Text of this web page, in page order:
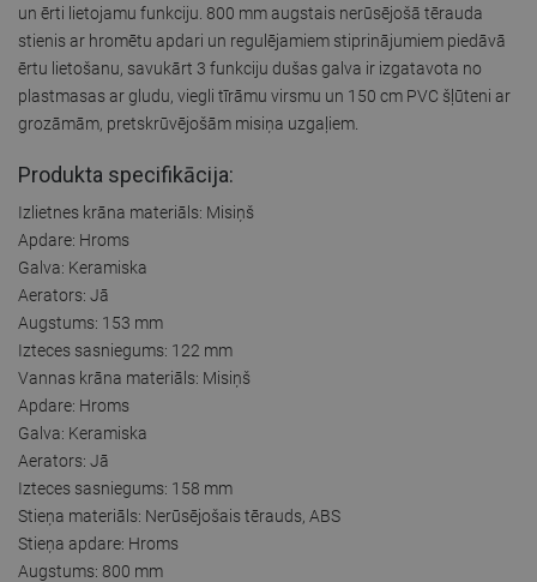
un ērti lietojamu funkciju. 800 mm augstais nerūsējošā tērauda
stienis ar hromētu apdari un regulējamiem stiprinājumiem piedāvā
ērtu lietošanu, savukārt 3 funkciju dušas galva ir izgatavota no
plastmasas ar gludu, viegli tīrāmu virsmu un 150 cm PVC šļūteni ar
grozāmām, pretskrūvējošām misiņa uzgaļiem.
Produkta specifikācija:
Izlietnes krāna materiāls: Misiņš
Apdare: Hroms
Galva: Keramiska
Aerators: Jā
Augstums: 153 mm
Izteces sasniegums: 122 mm
Vannas krāna materiāls: Misiņš
Apdare: Hroms
Galva: Keramiska
Aerators: Jā
Izteces sasniegums: 158 mm
Stieņa materiāls: Nerūsējošais tērauds, ABS
Stieņa apdare: Hroms
Augstums: 800 mm